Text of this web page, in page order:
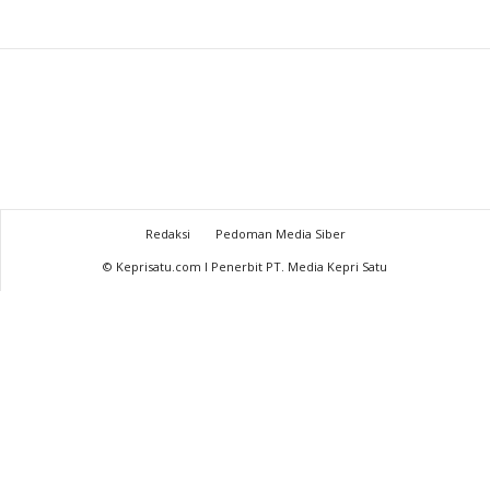
Redaksi
Pedoman Media Siber
© Keprisatu.com I Penerbit PT. Media Kepri Satu